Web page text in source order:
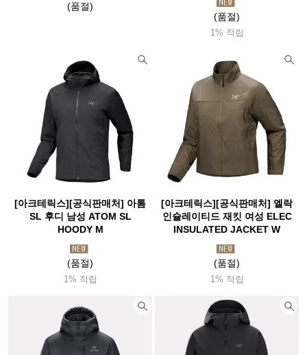
(품절)
(품절)
1% 적립
[아크테릭스][공식판매처] 아톰
SL 후디 남성 ATOM SL
HOODY M
(품절)
1% 적립
[아크테릭스][공식판매처] 엘락
인슐레이티드 재킷 여성 ELEC
INSULATED JACKET W
(품절)
1% 적립